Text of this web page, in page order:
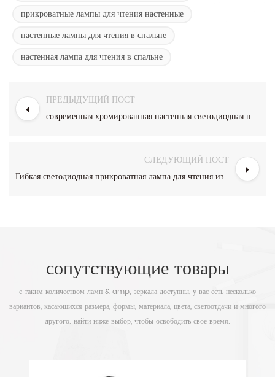
прикроватные лампы для чтения настенные
настенные лампы для чтения в спальне
настенная лампа для чтения в спальне
ПРЕДЫДУЩИЙ ПОСТ
современная хромированная настенная светодиодная прикроватная лампа для чтения с USB
СЛЕДУЮЩИЙ ПОСТ
Гибкая светодиодная прикроватная лампа для чтения из полированной хромированной гусиной шеи для изголовья кровати
сопутствующие товары
с таким количеством ламп & amp; зеркала доступны, у вас есть несколько
вариантов, касающихся размера, формы, материала, цвета, светоотдачи и многого
другого. найти ниже выбор, чтобы освободить свое время.